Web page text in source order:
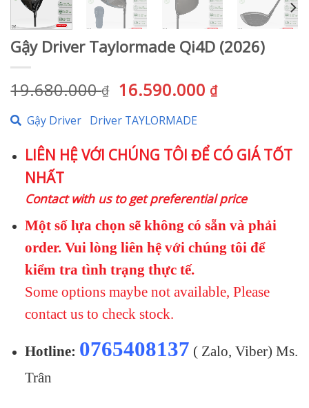
Gậy Driver Taylormade Qi4D (2026)
19.680.000₫
Giá
là:
19.680.000 ₫.
16.590.000 ₫Giá
là:
16.590.000
Gậy Driver Driver TAYLORMADE
LIÊN HỆ VỚI CHÚNG TÔI ĐỂ CÓ GIÁ TỐT
NHẤT
Contact with us to get preferential price
Một số lựa chọn sẽ không có sẵn và phải
order. Vui lòng liên hệ với chúng tôi để
kiểm tra tình trạng thực tế.
Some options maybe not available, Please
contact us to check stock.
Hotline: 0765408137 ( Zalo, Viber) Ms.
Trân